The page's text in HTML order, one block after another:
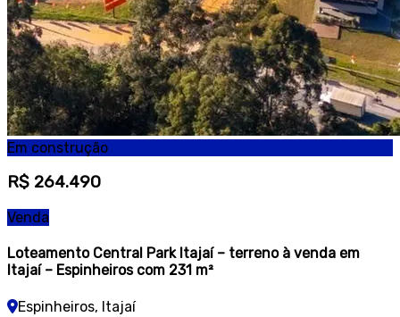
Em construção
R$ 264.490
Venda
Loteamento Central Park Itajaí – terreno à venda em
Itajaí – Espinheiros com 231 m²
Espinheiros, Itajaí